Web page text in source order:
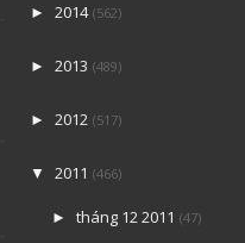
► 2014 (562)
► 2013 (489)
► 2012 (517)
▼ 2011 (466)
► tháng 12 2011 (47)